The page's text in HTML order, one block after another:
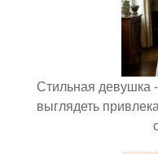
Стильная девушка
выглядеть